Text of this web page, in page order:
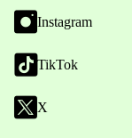
Instagram
TikTok
X